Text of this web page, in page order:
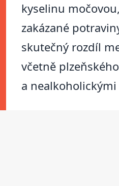
kyselinu
zakázané
skutečný rozdíl
včetně
a